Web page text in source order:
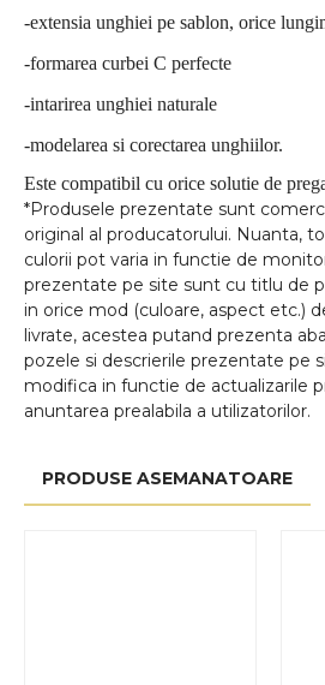
-extensia unghiei pe sablon, orice
-formarea curbei C perfecte
-intarirea unghiei naturale
-modelarea si corectarea unghiilor.
Este compatibil cu orice solutie de
*Produsele prezentate sunt
original al producatorului. Nuanta,
culorii pot varia in functie de
prezentate pe site sunt cu titlu de
in orice mod (culoare, aspect etc.)
livrate, acestea putand prezenta
pozele si descrierile prezentate pe
modifica in functie de actualizarile
anuntarea prealabila a utilizatorilor.
PRODUSE ASEMANATOARE